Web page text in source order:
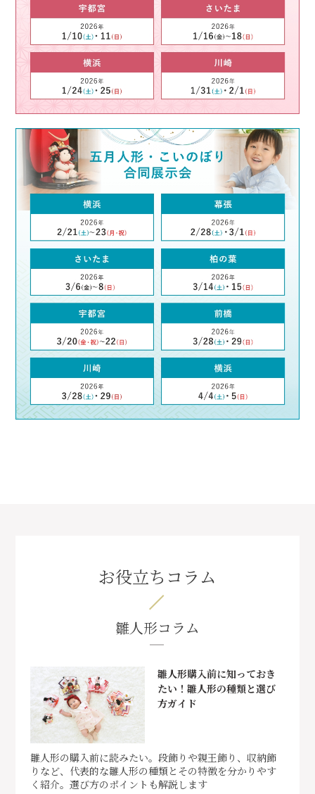
お役立ちコラム
雛人形コラム
雛人形購入前に知っておき
たい！雛人形の種類と選び
方ガイド
雛人形の購入前に読みたい。段飾りや親王飾り、収納飾
りなど、代表的な雛人形の種類とその特徴を分かりやす
く紹介。選び方のポイントも解説します